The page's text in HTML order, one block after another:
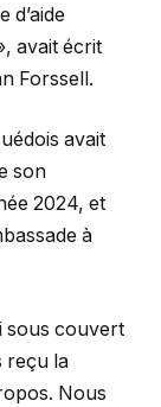
d’aide
avait écrit
Forssell.
avait
son
2024, et
à
sous couvert
reçu la
Nous